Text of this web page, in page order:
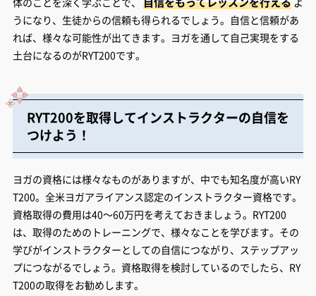
うになり、生徒からの信頼も得られるでしょう。自信と信頼があ
れば、様々な可能性が出てきます。ヨガを通して自己実現をする
土台になるのがRYT200です。
RYT200を取得してインストラクターの自信を
つけよう！
ヨガの資格には様々なものがありますが、中でも知名度が高いRY
T200。全米ヨガアライアンス認定のインストラクター資格です。
資格取得の費用は40～60万円を考えておきましょう。RYT200
は、取得のためのトレーニングで、様々なことを学びます。その
学びがインストラクターとしての自信につながり、ステップアッ
プにつながるでしょう。資格取得を検討しているのでしたら、RY
T200の取得をお勧めします。